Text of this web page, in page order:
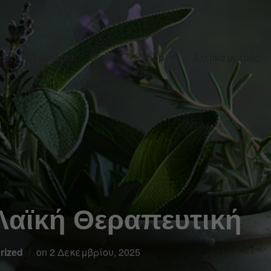
Σεμινάρια Blog Shop
Θεραπευτική
on 2 Δεκεμβρίου, 2025